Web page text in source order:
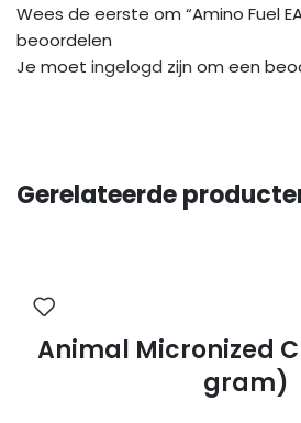
Wees de eerste om “Amino Fuel
beoordelen
Je moet ingelogd zijn om een
Gerelateerde
Animal Micronized
gram)